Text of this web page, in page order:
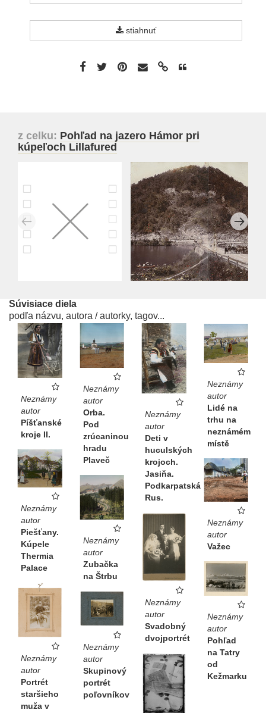
stiahnuť
z celku: Pohľad na jazero Hámor pri
kúpeľoch Lillafured
Súvisiace diela
podľa názvu, autora / autorky, tagov...
Neznámy
autor
Píšťanské
kroje II.
Neznámy
autor
Orba.
Pod
zrúcaninou
hradu
Plaveč
Neznámy
autor
Deti v
huculských
krojoch.
Jasiňa.
Podkarpatská
Rus.
Neznámy
autor
Lidé na
trhu na
neznámém
místě
Neznámy
autor
Piešťany.
Kúpele
Thermia
Palace
Neznámy
autor
Važec
Neznámy
autor
Zubačka
na Štrbu
Neznámy
autor
Svadobný
dvojportrét
Neznámy
autor
Pohľad
na Tatry
od
Kežmarku
Neznámy
autor
Portrét
staršieho
muža v
Neznámy
autor
Skupinový
portrét
poľovníkov